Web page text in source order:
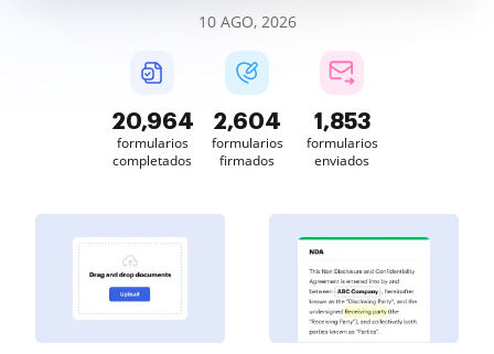
10 AGO, 2026
20,964
formularios
completados
2,604
formularios
firmados
1,853
formularios
enviados